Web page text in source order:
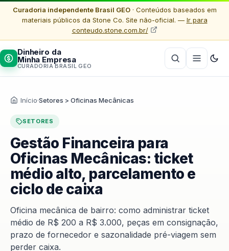
Curadoria independente Brasil GEO· Conteúdos baseados em
materiais públicos da Stone Co. Site não-oficial. — Ir para
conteudo.stone.com.br/
Dinheiro da
Minha Empresa
CURADORIA BRASIL GEO
Início·Setores > Oficinas Mecânicas
SETORES
Gestão Financeira para
Oficinas Mecânicas: ticket
médio alto, parcelamento e
ciclo de caixa
Oficina mecânica de bairro: como administrar ticket
médio de R$ 200 a R$ 3.000, peças em consignação,
prazo de fornecedor e sazonalidade pré-viagem sem
perder caixa.